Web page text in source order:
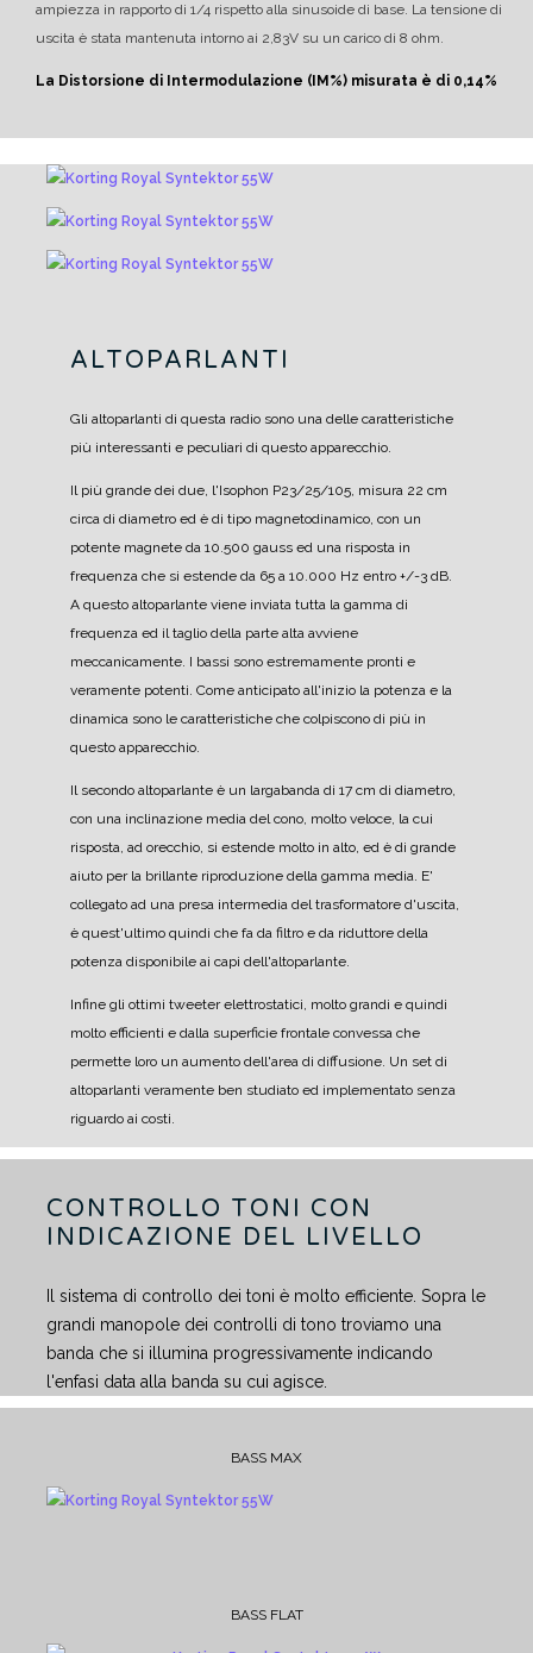
ampiezza in rapporto di 1/4 rispetto alla sinusoide di base. La tensione di
uscita è stata mantenuta intorno ai 2,83V su un carico di 8 ohm.
La Distorsione di Intermodulazione (IM%) misurata è di 0,14%
ALTOPARLANTI
Gli altoparlanti di questa radio sono una delle caratteristiche
più interessanti e peculiari di questo apparecchio.
Il più grande dei due, l'Isophon P23/25/105, misura 22 cm
circa di diametro ed è di tipo magnetodinamico, con un
potente magnete da 10.500 gauss ed una risposta in
frequenza che si estende da 65 a 10.000 Hz entro +/-3 dB.
A questo altoparlante viene inviata tutta la gamma di
frequenza ed il taglio della parte alta avviene
meccanicamente. I bassi sono estremamente pronti e
veramente potenti. Come anticipato all'inizio la potenza e la
dinamica sono le caratteristiche che colpiscono di più in
questo apparecchio.
Il secondo altoparlante è un largabanda di 17 cm di diametro,
con una inclinazione media del cono, molto veloce, la cui
risposta, ad orecchio, si estende molto in alto, ed è di grande
aiuto per la brillante riproduzione della gamma media. E'
collegato ad una presa intermedia del trasformatore d'uscita,
è quest'ultimo quindi che fa da filtro e da riduttore della
potenza disponibile ai capi dell'altoparlante.
Infine gli ottimi tweeter elettrostatici, molto grandi e quindi
molto efficienti e dalla superficie frontale convessa che
permette loro un aumento dell'area di diffusione. Un set di
altoparlanti veramente ben studiato ed implementato senza
riguardo ai costi.
CONTROLLO TONI CON
INDICAZIONE DEL LIVELLO
Il sistema di controllo dei toni è molto efficiente. Sopra le
grandi manopole dei controlli di tono troviamo una
banda che si illumina progressivamente indicando
l'enfasi data alla banda su cui agisce.
BASS MAX
BASS FLAT